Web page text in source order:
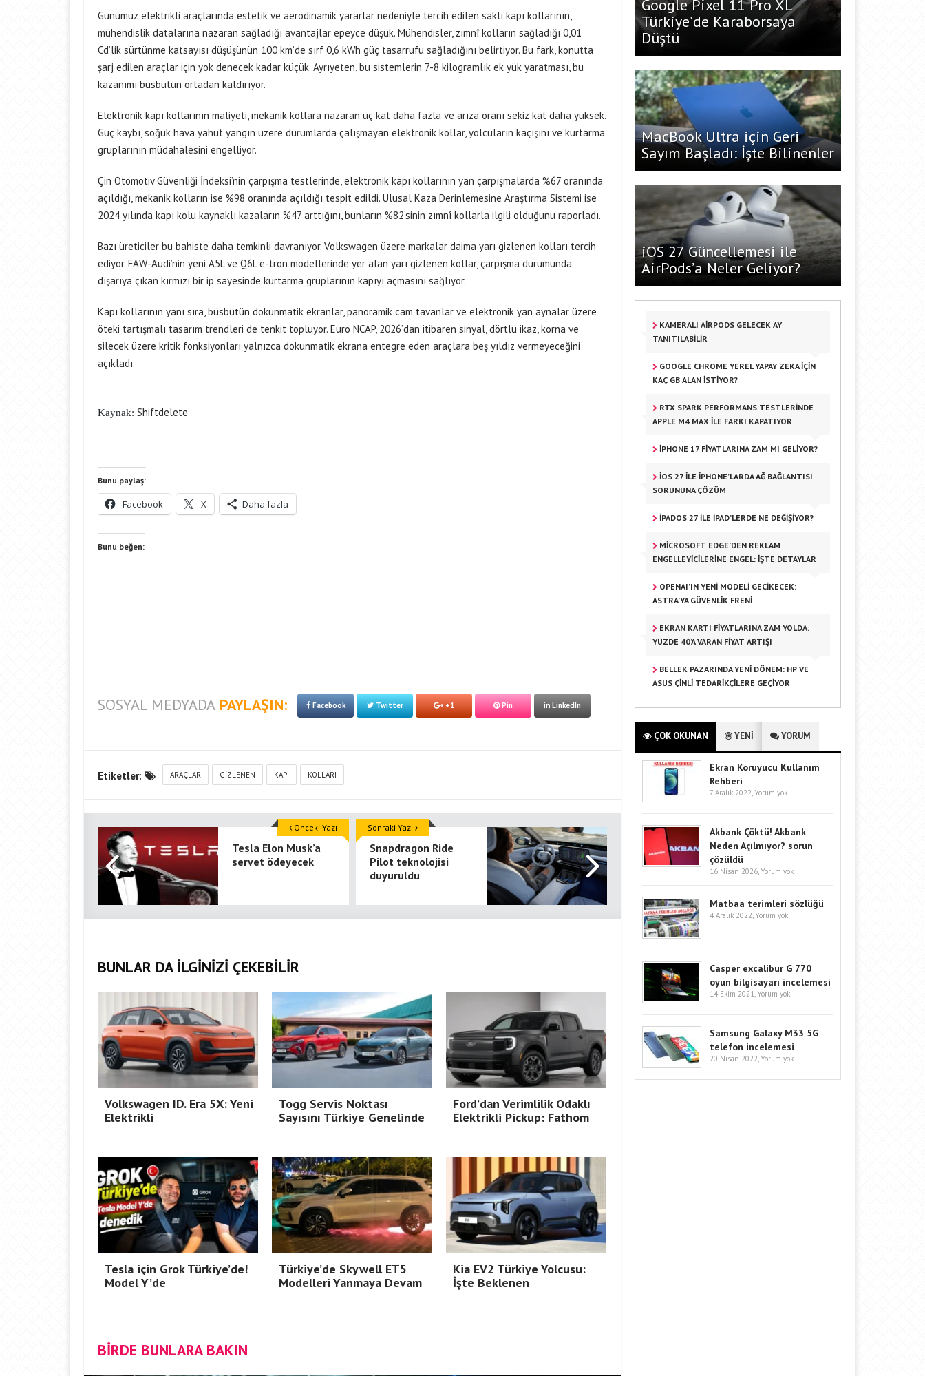
Günümüz elektrikli araçlarında estetik ve aerodinamik yararlar nedeniyle tercih edilen saklı kapı kollarının,
mühendislik datalarına nazaran sağladığı avantajlar epeyce düşük. Mühendisler, zımnî kolların sağladığı 0,01
Cd’lik sürtünme katsayısı düşüşünün 100 km’de sırf 0,6 kWh güç tasarrufu sağladığını belirtiyor. Bu fark, konutta
şarj edilen araçlar için yok denecek kadar küçük. Ayrıyeten, bu sistemlerin 7-8 kilogramlık ek yük yaratması, bu
kazanımı büsbütün ortadan kaldırıyor.
Elektronik kapı kollarının maliyeti, mekanik kollara nazaran üç kat daha fazla ve arıza oranı sekiz kat daha yüksek.
Güç kaybı, soğuk hava yahut yangın üzere durumlarda çalışmayan elektronik kollar, yolcuların kaçışını ve kurtarma
gruplarının müdahalesini engelliyor.
Çin Otomotiv Güvenliği İndeksi’nin çarpışma testlerinde, elektronik kapı kollarının yan çarpışmalarda %67 oranında
açıldığı, mekanik kolların ise %98 oranında açıldığı tespit edildi. Ulusal Kaza Derinlemesine Araştırma Sistemi ise
2024 yılında kapı kolu kaynaklı kazaların %47 arttığını, bunların %82’sinin zımnî kollarla ilgili olduğunu raporladı.
Bazı üreticiler bu bahiste daha temkinli davranıyor. Volkswagen üzere markalar daima yarı gizlenen kolları tercih
ediyor. FAW-Audi’nin yeni A5L ve Q6L e-tron modellerinde yer alan yarı gizlenen kollar, çarpışma durumunda
dışarıya çıkan kırmızı bir ip sayesinde kurtarma gruplarının kapıyı açmasını sağlıyor.
Kapı kollarının yanı sıra, büsbütün dokunmatik ekranlar, panoramik cam tavanlar ve elektronik yan aynalar üzere
öteki tartışmalı tasarım trendleri de tenkit topluyor. Euro NCAP, 2026’dan itibaren sinyal, dörtlü ikaz, korna ve
silecek üzere kritik fonksiyonları yalnızca dokunmatik ekrana entegre eden araçlara beş yıldız vermeyeceğini
açıkladı.
Kaynak: Shiftdelete
Bunu paylaş:
Facebook X Daha fazla
Bunu beğen:
SOSYAL MEDYADA PAYLAŞIN: Facebook Twitter +1 Pin LinkedIn
Etiketler: ARAÇLAR GIZLENEN KAPI KOLLARI
Tesla Elon Musk’a
servet ödeyecek
Önceki Yazı
Snapdragon Ride
Pilot teknolojisi
duyuruldu
Sonraki Yazı
BUNLAR DA İLGİNİZİ ÇEKEBİLİR
Volkswagen ID. Era 5X: Yeni
Elektrikli
Togg Servis Noktası
Sayısını Türkiye Genelinde
Ford’dan Verimlilik Odaklı
Elektrikli Pickup: Fathom
Tesla için Grok Türkiye’de!
Model Y’de
Türkiye’de Skywell ET5
Modelleri Yanmaya Devam
Kia EV2 Türkiye Yolcusu:
İşte Beklenen
BİRDE BUNLARA BAKIN
Google Pixel 11 Pro XL
Türkiye’de Karaborsaya
Düştü
MacBook Ultra için Geri
Sayım Başladı: İşte Bilinenler
iOS 27 Güncellemesi ile
AirPods’a Neler Geliyor?
KAMERALI AIRPODS GELECEK AY
TANITILABILIR
GOOGLE CHROME YEREL YAPAY ZEKA IÇIN
KAÇ GB ALAN İSTIYOR?
RTX SPARK PERFORMANS TESTLERINDE
APPLE M4 MAX ILE FARKI KAPATIYOR
IPHONE 17 FIYATLARINA ZAM MI GELIYOR?
IOS 27 ILE IPHONE’LARDA AĞ BAĞLANTISI
SORUNUNA ÇÖZÜM
IPADOS 27 ILE IPAD’LERDE NE DEĞIŞIYOR?
MICROSOFT EDGE’DEN REKLAM
ENGELLEYICILERINE ENGEL: İŞTE DETAYLAR
OPENAI’IN YENI MODELI GECIKECEK:
ASTRA’YA GÜVENLIK FRENI
EKRAN KARTI FIYATLARINA ZAM YOLDA:
YÜZDE 40’A VARAN FIYAT ARTIŞI
BELLEK PAZARINDA YENI DÖNEM: HP VE
ASUS ÇINLI TEDARIKÇILERE GEÇIYOR
ÇOK OKUNAN YENİ YORUM
Ekran Koruyucu Kullanım
Rehberi
7 Aralık 2022, Yorum yok
Akbank Çöktü! Akbank
Neden Açılmıyor? sorun
çözüldü
16 Nisan 2026, Yorum yok
Matbaa terimleri sözlüğü
4 Aralık 2022, Yorum yok
Casper excalibur G 770
oyun bilgisayarı incelemesi
14 Ekim 2021, Yorum yok
Samsung Galaxy M33 5G
telefon incelemesi
20 Nisan 2022, Yorum yok